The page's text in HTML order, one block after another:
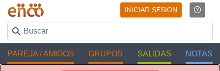
INICIAR SESION
PAREJA / AMIGOS GRUPOS SALIDAS NOTAS